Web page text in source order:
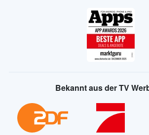
Bekannt aus der TV